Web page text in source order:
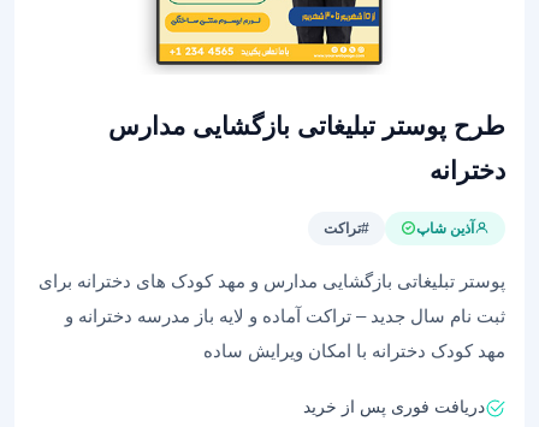
طرح پوستر تبلیغاتی بازگشایی مدارس
دخترانه
آذین شاپ #تراکت
پوستر تبلیغاتی بازگشایی مدارس و مهد کودک های دخترانه برای
ثبت نام سال جدید – تراکت آماده و لایه باز مدرسه دخترانه و
مهد کودک دخترانه با امکان ویرایش ساده
دریافت فوری پس از خرید